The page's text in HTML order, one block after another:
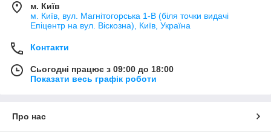
м. Київ
м. Київ, вул. Магнітогорська 1-В (біля точки видачі
Епіцентр на вул. Віскозна), Київ, Україна
Контакти
Сьогодні працює з 09:00 до 18:00
Показати весь графік роботи
Про нас